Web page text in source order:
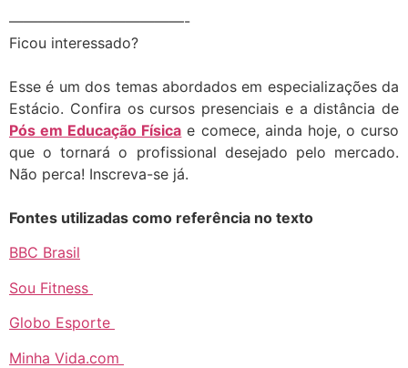
————————————-
Ficou interessado?
Esse é um dos temas abordados em especializações da
Estácio. Confira os cursos presenciais e a distância de
Pós em Educação Física e comece, ainda hoje, o curso
que o tornará o profissional desejado pelo mercado.
Não perca! Inscreva-se já.
Fontes utilizadas como referência no texto
BBC Brasil
Sou Fitness
Globo Esporte
Minha Vida.com